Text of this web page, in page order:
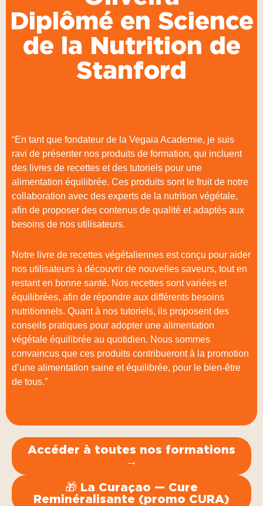
Diplômé en Science
de la Nutrition de
Stanford
“En tant que fondateur de la Vegaia Academie, je suis
ravi de présenter nos produits de formation, qui incluent
des livres de recettes et des tutoriels pour une
alimentation équilibrée. Ces produits sont le fruit de notre
collaboration avec des experts de la nutrition végétale,
afin de proposer des contenus de qualité et adaptés aux
besoins de nos utilisateurs.
Notre livre de recettes végétaliennes est conçu pour aider
nos utilisateurs à découvrir de nouvelles saveurs, tout en
restant en bonne santé. Nos recettes sont variées et
équilibrées, afin de répondre aux différents besoins
nutritionnels. Quant à nos tutoriels, ils proposent des
conseils pratiques pour adopter une alimentation
végétale équilibrée au quotidien. Nous sommes
convaincus que ces produits contribueront à la promotion
d’une alimentation saine et équilibrée, pour le bien-être
de tous.”
Accéder à toutes nos formations
→
🎁 La Curaçao — Cure
Reminéralisante (promo CURA)